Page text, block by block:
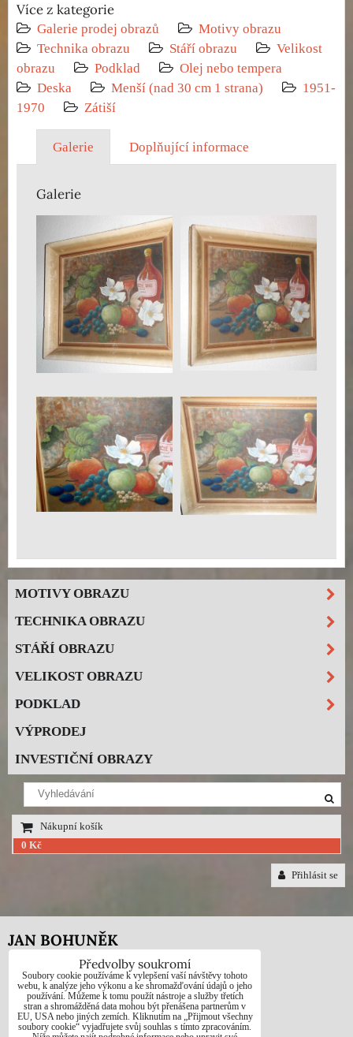
Více z kategorie
Galerie prodej obrazů
Motivy obrazu
Technika obrazu
Stáří obrazu
Velikost
obrazu
Podklad
Olej nebo tempera
Deska
Menší (nad 30 cm 1 strana)
1951-
1970
Zátiší
Galerie Doplňující informace
Galerie
MOTIVY OBRAZU
TECHNIKA OBRAZU
STÁŘÍ OBRAZU
VELIKOST OBRAZU
PODKLAD
VÝPRODEJ
INVESTIČNÍ OBRAZY
Nákupní košík
0 Kč
Přihlásit se
JAN BOHUNĚK
Telefon: +420725021832
e-mail: 1jab@seznam.cz
web: www.prodej-obrazy.eu
Předvolby soukromí
Soubory cookie používáme k vylepšení vaší návštěvy tohoto
webu, k analýze jeho výkonu a ke shromažďování údajů o jeho
používání. Můžeme k tomu použít nástroje a služby třetích
stran a shromážděná data mohou být přenášena partnerům v
EU, USA nebo jiných zemích. Kliknutím na „Přijmout všechny
soubory cookie“ vyjadřujete svůj souhlas s tímto zpracováním.